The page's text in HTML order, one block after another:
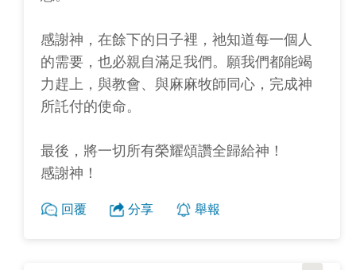
感謝神，在餘下的日子裡，祂知道每一個人
的需要，也必親自滿足我們。願我們都能竭
力趕上，與教會、與麻麻牧師同心，完成神
所託付的使命。
最後，將一切所有榮耀頌讚全歸給神！
感謝神！
回覆 分享 舉報